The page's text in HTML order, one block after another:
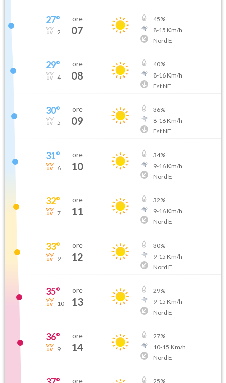
27°
2
ore
07
45%
8-15 Km/h
Nord E
29°
4
ore
08
40%
8-16Km/h
Est NE
30°
5
ore
09
36%
8-16Km/h
Est NE
31°
6
ore
10
34%
9-16Km/h
Nord E
32°
7
ore
11
32%
9-16Km/h
Nord E
33°
9
ore
12
30%
9-15 Km/h
Nord E
35°
10
ore
13
29%
9-15 Km/h
Nord E
36°
9
ore
14
27%
10-15 Km/h
Nord E
ore 25%